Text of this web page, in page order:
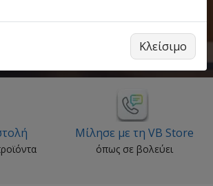
Store Προσφορές
δες όλες τις προσφορές
Κλείσιμο